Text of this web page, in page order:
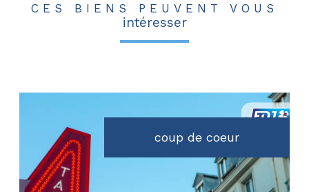
CES BIENS PEUVENT VOUS
intéresser
coup de coeur